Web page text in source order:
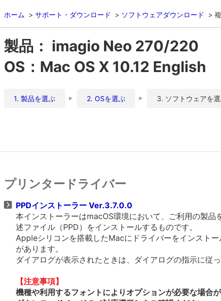
ホーム サポート・ダウンロード ソフトウェアダウンロード
製品： imagio Neo 270/220
OS：Mac OS X 10.12 English
1. 製品を選ぶ 2. OSを選ぶ 3. ソフトウェアを
プリンタードライバー
PPDインストーラー Ver.3.7.0.0
本インストーラーはmacOS環境において、ご利用の製
述ファイル（PPD）をインストールするものです。
Appleシリコンを搭載したMacにドライバーをインスト
があります。
ダイアログが表示されたときは、ダイアログの指示に従
【注意事項】
機種や利用するフォントによりオプションが必要な場合